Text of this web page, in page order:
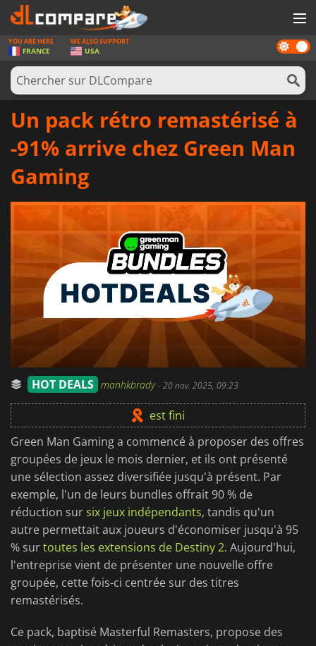
JEUX
CARTES PRÉPAYÉES
LOGICIELS
CONCOURS
SE CONNECTER OU S'INSCRIRE
Dark
mode
YOU ARE HERE
FRANCE
WE ALSO SUPPORT
USA
Un pack rétro remastérisé à
-91% arrive chez Green Man
Gaming
HOT DEALS manhkbrady-20 nov. 2025, 09:23
est fini
Green Man Gaming a commencé à proposer des offres
groupées de jeux le mois dernier, et ils ont présenté
une sélection assez diversifiée jusqu'à présent. Par
exemple, l'un de leurs bundles offrait 90 % de
réduction sursix jeux indépendants, tandis qu'un
autre permettait aux joueurs d'économiser jusqu'à 95
% surtoutes les extensions de Destiny 2. Aujourd'hui,
l'entreprise vient de présenter une nouvelle offre
groupée, cette fois-ci centrée sur des titres
remastérisés.
Ce pack, baptisé Masterful Remasters, propose des